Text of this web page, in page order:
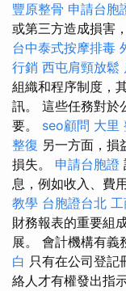
豐原整骨 申請台胞
或第三方造成損害
台中泰式按摩排毒
行銷 西屯肩頸放鬆
組織和程序制度，
訊。 這些任務對於
要。 seo顧問 大里
整復 另一方面，損
損失。 申請台胞證
息，例如收入、費
教學 台胞證台北
財務報表的重要組
展。 會計機構有義
白 只有在公司登記
絡人才有權發出指